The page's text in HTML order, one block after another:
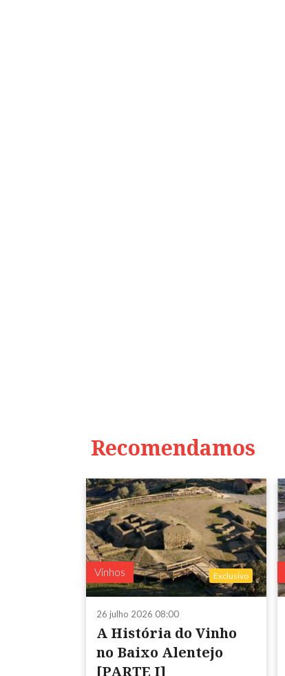
Recomendamos
Vinhos Exclusivo
26 julho 2026 08:00
A História do Vinho
no Baixo Alentejo
[PARTE I]